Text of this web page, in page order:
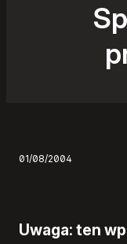
01/08/2004
Uwaga: ten